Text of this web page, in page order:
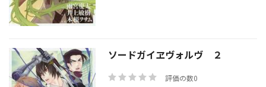
ソードガイヱヴォルヴ ２
評価の数0